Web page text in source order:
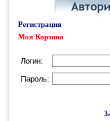
Регистрация
Моя Корзина
Логин:
Пароль: